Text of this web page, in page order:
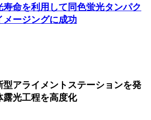
寿命を利用して同色蛍光タンパク
メージングに成功
型アライメントステーションを発
光工程を高度化